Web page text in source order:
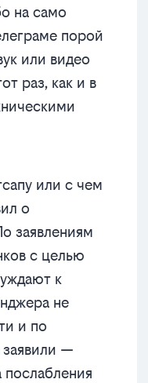
на само
порой
или видео
раз, как и в
или с чем
о
заявлениям
с целью
к
не
и по
заявили —